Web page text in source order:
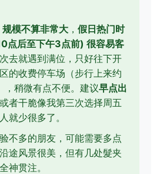
规模不算非常大 ， 假日热门时
点后至下午3点前) 很容易客
去就遇到满位，只好往下开
的收费停车场（步行上来约
，稍微有点不便。建议早点出
者干脆像我第三次选择周五
就少很多了。
不多的朋友，可能需要多点
途风景很美，但有几处髮夹
神贯注。